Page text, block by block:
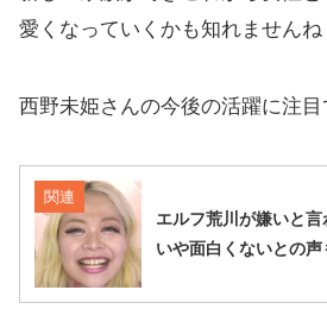
愛くなっていくかも知れませんね
西野未姫さんの今後の活躍に注目
関連
エルフ荒川が嫌いと
いや面白くないとの声